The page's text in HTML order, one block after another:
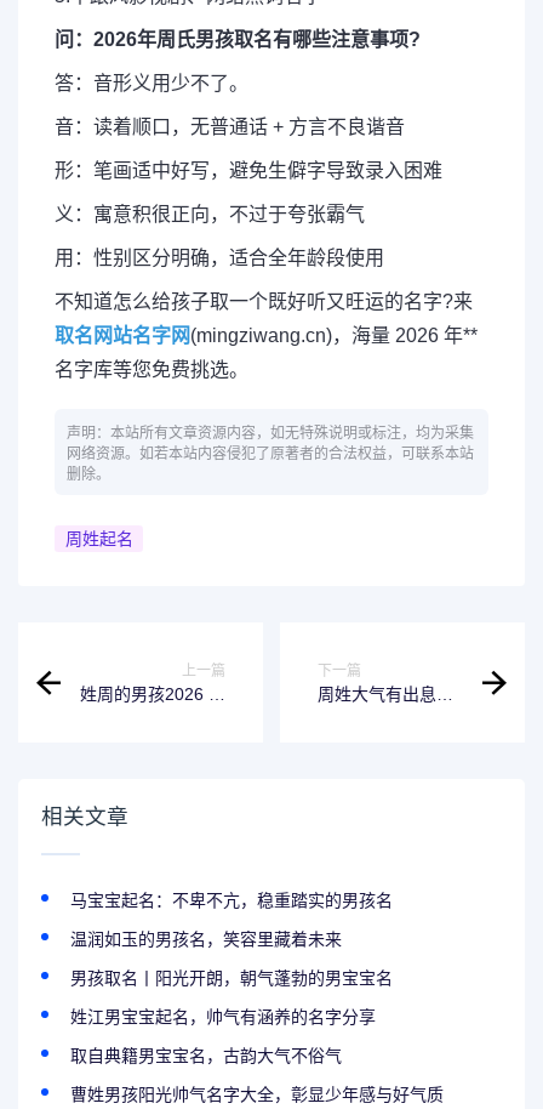
问：2026年周氏男孩取名有哪些注意事项?
答：音形义用少不了。
音：读着顺口，无普通话 + 方言不良谐音
形：笔画适中好写，避免生僻字导致录入困难
义：寓意积很正向，不过于夸张霸气
用：性别区分明确，适合全年龄段使用
不知道怎么给孩子取一个既好听又旺运的名字?来
取名网站名字网(mingziwang.cn)，海量 2026 年**
名字库等您免费挑选。
声明：本站所有文章资源内容，如无特殊说明或标注，均为采集
网络资源。如若本站内容侵犯了原著者的合法权益，可联系本站
删除。
周姓起名
上一篇
姓周的男孩2026 年
下一篇
周姓大气有出息的
相关文章
马宝宝起名：不卑不亢，稳重踏实的男孩名
温润如玉的男孩名，笑容里藏着未来
男孩取名丨阳光开朗，朝气蓬勃的男宝宝名
姓江男宝宝起名，帅气有涵养的名字分享
取自典籍男宝宝名，古韵大气不俗气
曹姓男孩阳光帅气名字大全，彰显少年感与好气质